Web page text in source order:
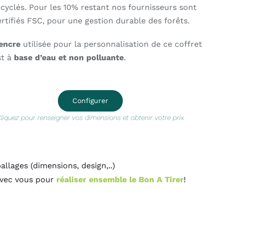
Pour les 10% restant nos fournisseurs sont
FSC, pour une gestion durable des forêts.
utilisée pour la personnalisation de ce coffret
à base d’eau et non polluante.
Configurer
pour renseigner vos dimensions et obtenir votre prix
(dimensions, design,..)
vous pour réaliser ensemble le Bon A Tirer!